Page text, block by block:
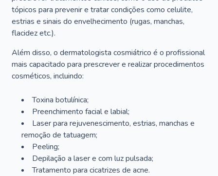
tópicos para prevenir e tratar condições como celulite,
estrias e sinais do envelhecimento (rugas, manchas,
flacidez etc.).
Além disso, o dermatologista cosmiátrico é o profissional
mais capacitado para prescrever e realizar procedimentos
cosméticos, incluindo:
Toxina botulínica;
Preenchimento facial e labial;
Laser para rejuvenescimento, estrias, manchas e
remoção de tatuagem;
Peeling;
Depilação a laser e com luz pulsada;
Tratamento para cicatrizes de acne.